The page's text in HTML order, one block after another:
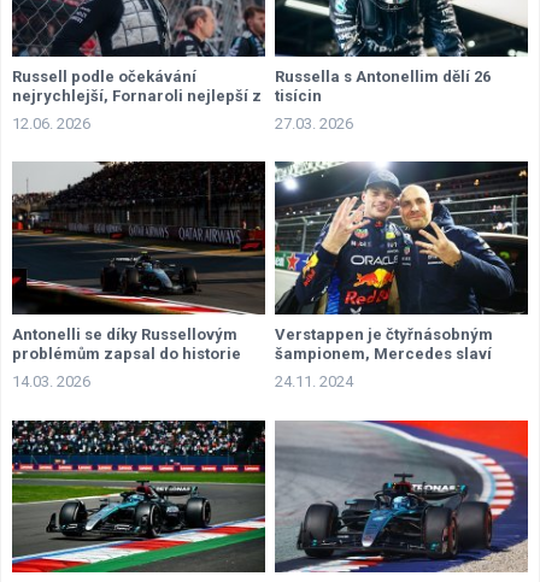
Russell podle očekávání
nejrychlejší, Fornaroli nejlepší z
nováčků
12.06. 2026
Russella s Antonellim dělí 26
tisícin
27.03. 2026
Antonelli se díky Russellovým
problémům zapsal do historie
14.03. 2026
Verstappen je čtyřnásobným
šampionem, Mercedes slaví
dvojité vítězství
24.11. 2024